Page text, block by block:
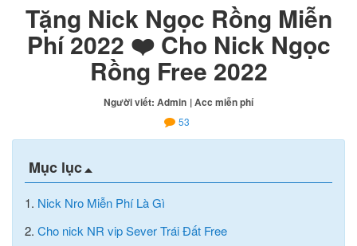
Tặng Nick Ngọc Rồng Miễn
Phí 2022 ❤️ Cho Nick Ngọc
Rồng Free 2022
Người viết: Admin | Acc miễn phí
53
Mục lục
1. Nick Nro Miễn Phí Là Gì
2. Cho nick NR vip Sever Trái Đất Free